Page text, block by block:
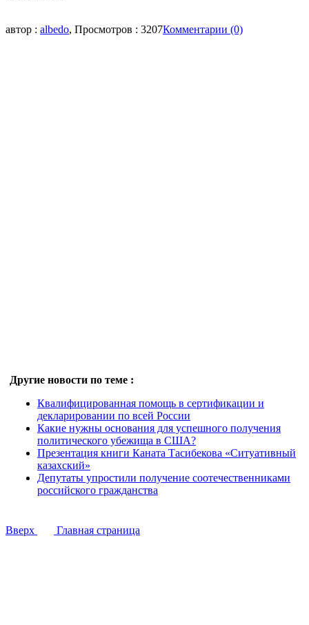
автор : albedo, Просмотров : 3207Комментарии (0)
Другие новости по теме :
Квалифицированная помощь в сертификации и
декларировании по всей России
Какие нужны основания для успешного получения
политического убежища в США?
Презентация книги Каната Тасибекова «Ситуативный
казахский»
Депутаты упростили получение соотечественниками
российского гражданства
Вверх Главная страница